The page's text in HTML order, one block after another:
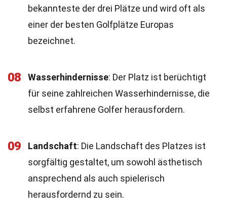
bekannteste der drei Plätze und wird oft als
einer der besten Golfplätze Europas
bezeichnet.
08 Wasserhindernisse: Der Platz ist berüchtigt
für seine zahlreichen Wasserhindernisse, die
selbst erfahrene Golfer herausfordern.
09 Landschaft: Die Landschaft des Platzes ist
sorgfältig gestaltet, um sowohl ästhetisch
ansprechend als auch spielerisch
herausfordernd zu sein.